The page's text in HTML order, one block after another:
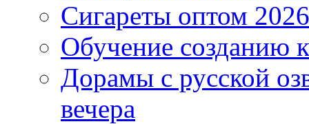
Сигареты оптом
Обучение созданию
Дорамы с русской
вечера